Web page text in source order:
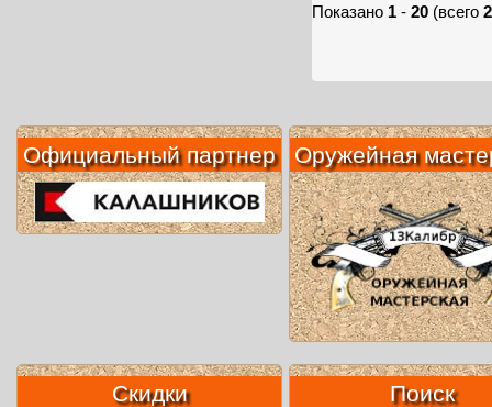
Показано 1 - 20 (всего
Официальный партнер Оружейная
Скидки Поиск